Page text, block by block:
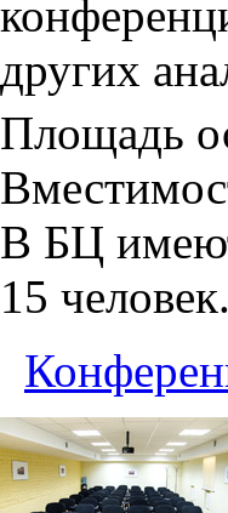
других
Площадь
В БЦ
15 человек.